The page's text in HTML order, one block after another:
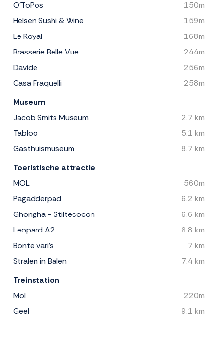
O'ToPos
150m
Helsen Sushi & Wine
159m
Le Royal
168m
Brasserie Belle Vue
244m
Davide
256m
Casa Fraquelli
258m
Museum
Jacob Smits Museum
2.7 km
Tabloo
5.1 km
Gasthuismuseum
8.7 km
Toeristische attractie
MOL
560m
Pagadderpad
6.2 km
Ghongha - Stiltecocon
6.6 km
Leopard A2
6.8 km
Bonte vari's
7 km
Stralen in Balen
7.4 km
Treinstation
Mol
220m
Geel
9.1 km